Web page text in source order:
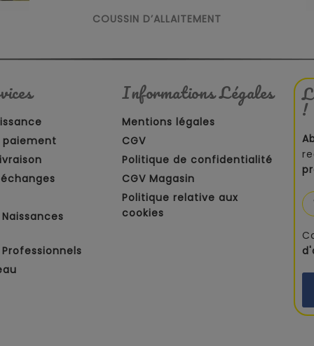
COUSSIN D’ALLAITEMENT
paiement
Informations Légales
Mentions légales
CGV
Politique de confidentialité
CGV Magasin
Politique relative aux
cookies
!